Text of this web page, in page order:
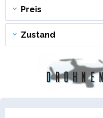
Preis
Zustand